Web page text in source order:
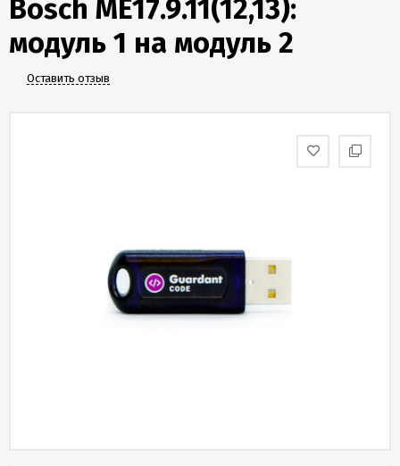
Скидки
бонусы
Bosch ME17.9.11(12,13):
модуль 1 на модуль 2
Оставить отзыв